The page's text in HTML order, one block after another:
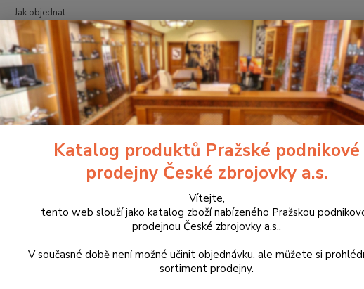
Jak objednat
Hledat
Úvod Příslušenství, doplňky a náhradní díly Pro pistole Tuning zbraní
Duralový hmatník záchytu závěru
Proto
Katalog produktů Pražské podnikové
prodejny České zbrojovky a.s.
Vítejte,
tento web slouží jako katalog zboží nabízeného Pražskou
prodejnou České zbrojovky a.s..
V současné době není možné učinit objednávku, ale můžete si
sortiment prodejny.